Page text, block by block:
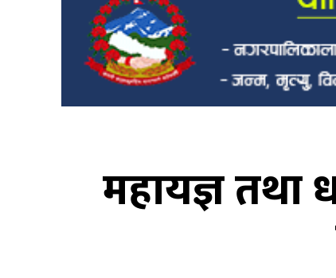
महायज्ञ तथा